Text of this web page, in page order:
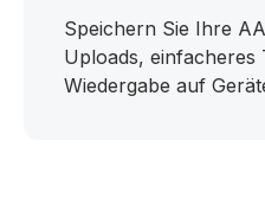
Speichern Sie Ihre
Uploads, einfacheres
Wiedergabe auf